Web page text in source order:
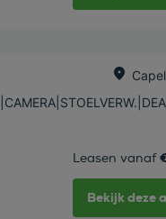
Leasen vanaf
Bekijk deze